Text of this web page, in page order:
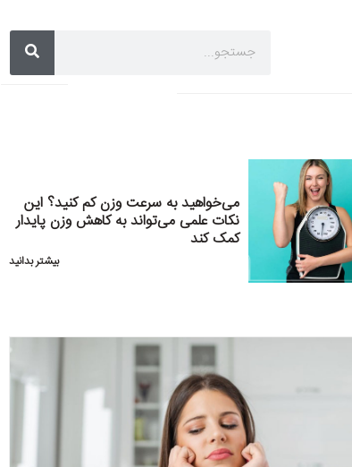
می‌خواهید به سرعت وزن کم کنید؟ این
نکات علمی می‌تواند به کاهش وزن پایدار
کمک کند
بیشتر بدانید